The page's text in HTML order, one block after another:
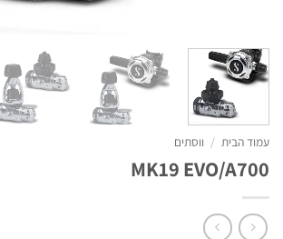
עמוד הבית / ווסתים
MK19 EVO/A700